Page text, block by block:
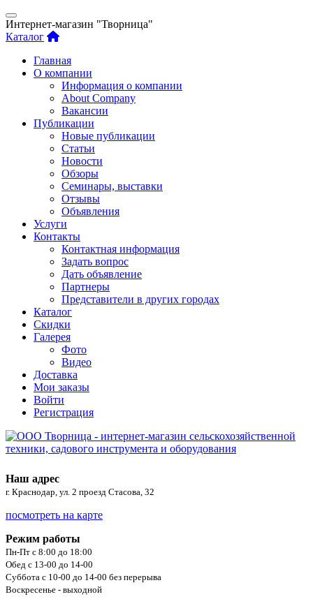
Интернет-магазин "Творница"
Каталог
Главная
О компании
Информация о компании
About Company
Вакансии
Публикации
Новые публикации
Статьи
Новости
Обзоры
Семинары, выставки
Отзывы
Объявления
Услуги
Контакты
Контактная информация
Задать вопрос
Дать объявление
Партнеры
Представители в других городах
Каталог
Скидки
Галерея
Фото
Видео
Доставка
Мои заказы
Войти
Регистрация
Наш адрес
г. Краснодар, ул. 2 проезд Стасова, 32
посмотреть на карте
Режим работы
Пн-Пт с 8:00 до 18:00
Обед с 13-00 до 14-00
Суббота с 10-00 до 14-00 без перерыва
Воскресенье - выходной